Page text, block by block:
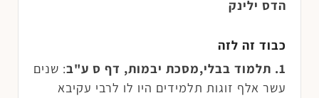
הדס ילינק
כבוד זה לזה
1. תלמוד בבלי,מסכת יבמות, דף ס ע"ב: שנים
עשר אלף זוגות תלמידים היו לו לרבי עקיבא